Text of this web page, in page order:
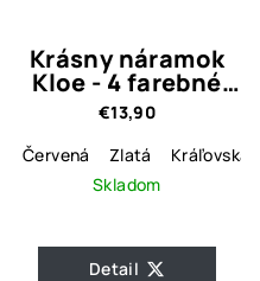
Oceľová
Krásny náramok
Kloe - 4 farebné
varianty
€13,90
Červená
Zlatá
Kráľovská
Skladom
Detail